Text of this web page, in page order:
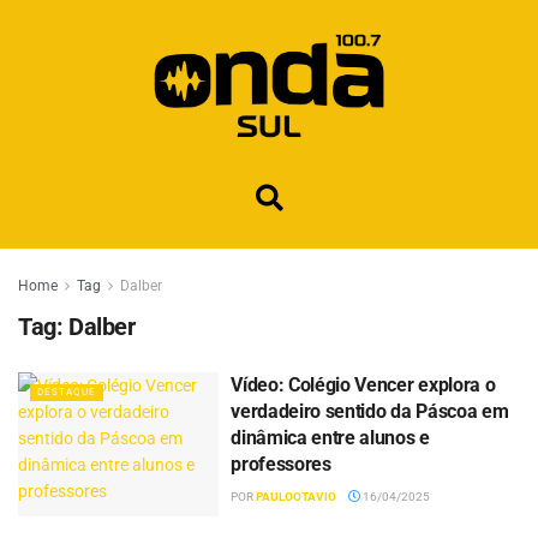
Home Tag Dalber
Tag: Dalber
DESTAQUE
Vídeo: Colégio Vencer explora o
verdadeiro sentido da Páscoa em
dinâmica entre alunos e
professores
PORPAULOOTAVIO 16/04/2025